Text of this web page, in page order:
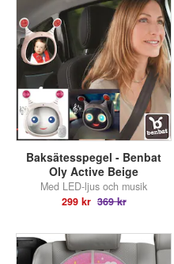
Baksätesspegel - Benbat
Oly Active Beige
Med LED-ljus och musik
299 kr 369 kr